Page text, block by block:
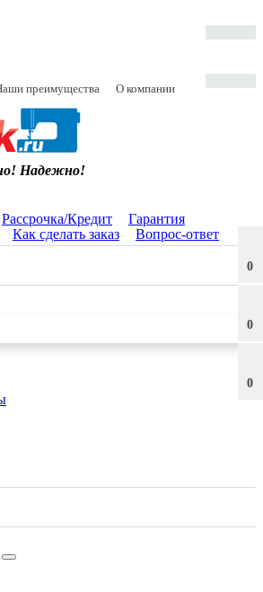
преимущества О компании
0
0
0
Надежно!
Рассрочка/Кредит
Гарантия
Как сделать заказ Вопрос-ответ